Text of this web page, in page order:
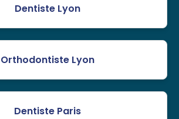
Dentiste Lyon
Orthodontiste Lyon
Dentiste Paris